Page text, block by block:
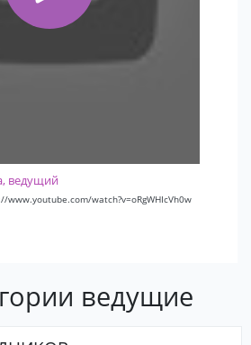
ведущий
watch?v=oRgWHIcVh0w
ведущие